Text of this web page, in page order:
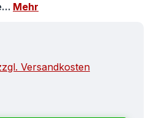
Mehr
Versandkosten